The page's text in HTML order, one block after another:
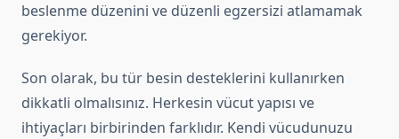
beslenme düzenini ve düzenli egzersizi atlamamak
gerekiyor.
Son olarak, bu tür besin desteklerini kullanırken
dikkatli olmalısınız. Herkesin vücut yapısı ve
ihtiyaçları birbirinden farklıdır. Kendi vücudunuzu